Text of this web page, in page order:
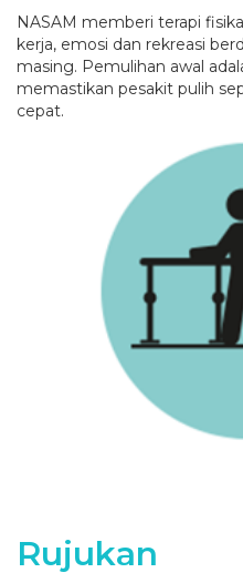
NASAM memberi terapi
kerja, emosi dan rekreasi
masing. Pemulihan awal
memastikan pesakit pulih
cepat.
Rujukan